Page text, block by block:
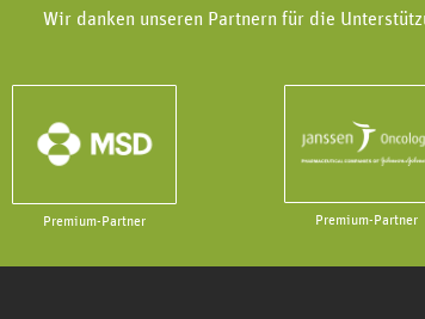
Wir danken unseren Partnern für die
Premium-Partner Premium-Partner